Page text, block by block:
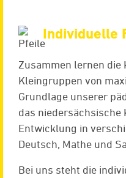
Individuelle
Zusammen lernen
Kleingruppen von
Grundlage unserer
das
Entwicklung in
Deutsch, Mathe und
Bei uns steht die